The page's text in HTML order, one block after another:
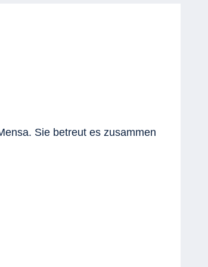
Sie betreut es zusammen